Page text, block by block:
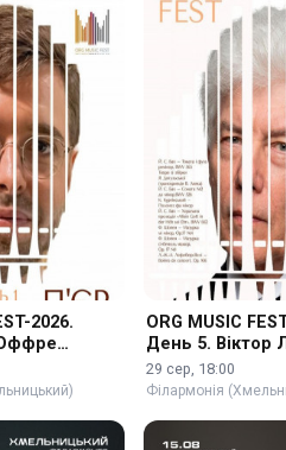
2026.
ORG MUSIC
День 5. Віктор
29 сер, 18:00
Філармонія